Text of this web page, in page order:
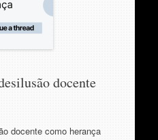
docente
docente como herança